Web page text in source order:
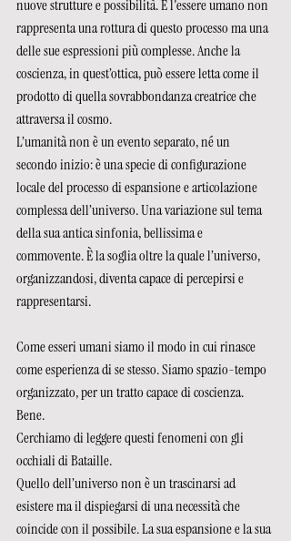
nuove strutture e possibilità. E l'essere umano non
rappresenta una rottura di questo processo ma una
delle sue espressioni più complesse. Anche la
coscienza, in quest’ottica, può essere letta come il
prodotto di quella sovrabbondanza creatrice che
attraversa il cosmo.
L’umanità non è un evento separato, né un
secondo inizio: è una specie di configurazione
locale del processo di espansione e articolazione
complessa dell’universo. Una variazione sul tema
della sua antica sinfonia, bellissima e
commovente. È la soglia oltre la quale l’universo,
organizzandosi, diventa capace di percepirsi e
rappresentarsi.
Come esseri umani siamo il modo in cui rinasce
come esperienza di se stesso. Siamo spazio-tempo
organizzato, per un tratto capace di coscienza.
Bene.
Cerchiamo di leggere questi fenomeni con gli
occhiali di Bataille.
Quello dell’universo non è un trascinarsi ad
esistere ma il dispiegarsi di una necessità che
coincide con il possibile. La sua espansione e la sua